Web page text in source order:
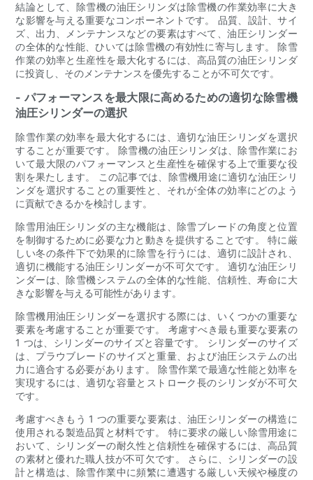
結論として、除雪機の油圧シリンダは除雪機の作業効率に大き
な影響を与える重要なコンポーネントです。 品質、設計、サイ
ズ、出力、メンテナンスなどの要素はすべて、油圧シリンダー
の全体的な性能、ひいては除雪機の有効性に寄与します。 除雪
作業の効率と生産性を最大化するには、高品質の油圧シリンダ
に投資し、そのメンテナンスを優先することが不可欠です。
- パフォーマンスを最大限に高めるための適切な除雪機
油圧シリンダーの選択
除雪作業の効率を最大化するには、適切な油圧シリンダを選択
することが重要です。 除雪機の油圧シリンダは、除雪作業にお
いて最大限のパフォーマンスと生産性を確保する上で重要な役
割を果たします。 この記事では、除雪機用途に適切な油圧シリ
ンダを選択することの重要性と、それが全体の効率にどのよう
に貢献できるかを検討します。
除雪用油圧シリンダの主な機能は、除雪ブレードの角度と位置
を制御するために必要な力と動きを提供することです。 特に厳
しい冬の条件下で効果的に除雪を行うには、適切に設計され、
適切に機能する油圧シリンダーが不可欠です。 適切な油圧シリ
ンダーは、除雪機システムの全体的な性能、信頼性、寿命に大
きな影響を与える可能性があります。
除雪機用油圧シリンダーを選択する際には、いくつかの重要な
要素を考慮することが重要です。 考慮すべき最も重要な要素の
1 つは、シリンダーのサイズと容量です。 シリンダーのサイズ
は、プラウブレードのサイズと重量、および油圧システムの出
力に適合する必要があります。 除雪作業で最適な性能と効率を
実現するには、適切な容量とストローク長のシリンダが不可欠
です。
考慮すべきもう 1 つの重要な要素は、油圧シリンダーの構造に
使用される製造品質と材料です。 特に要求の厳しい除雪用途に
おいて、シリンダーの耐久性と信頼性を確保するには、高品質
の素材と優れた職人技が不可欠です。 さらに、シリンダーの設
計と構造は、除雪作業中に頻繁に遭遇する厳しい天候や極度の